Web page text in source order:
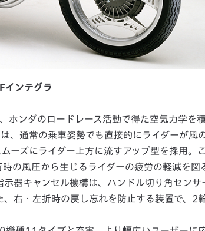
ンテグラ
ンダのロードレース活動で得た空気力学を
、通常の乗車姿勢でも直接的にライダーが風
ーズにライダー上方に流すアップ型を採用。
の風圧から生じるライダーの疲労の軽減を図
器キャンセル機構は、ハンドル切り角センサ
右・左折時の戻し忘れを防止する装置で、2